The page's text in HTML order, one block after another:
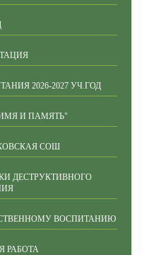
2026-2027 УЧ.ГОД
И ПАМЯТЬ"
СОШ
ДЕСТРУКТИВНОГО
ВОСПИТАНИЮ
РАБОТА